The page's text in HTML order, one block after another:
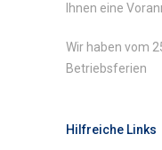
Ihnen eine
Wir haben vom
Betriebsferien
Hilfreiche Links